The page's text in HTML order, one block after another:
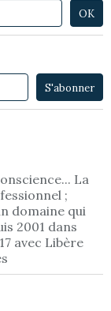
La
;
domaine qui
2001 dans
avec Libère